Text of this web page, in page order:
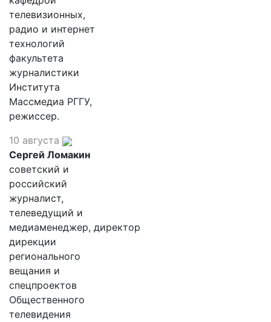
телевизионных,
радио и интернет
технологий
факультета
журналистики
Института
Массмедиа РГГУ,
режиссер.
10 августа
Сергей Ломакин
советский и
российский
журналист,
телеведущий и
медиаменеджер, директор
дирекции
регионального
вещания и
спецпроектов
Общественного
телевидения